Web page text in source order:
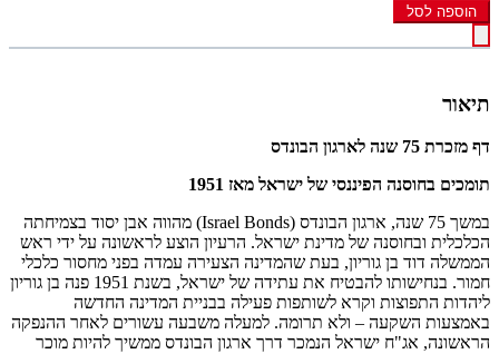
הוספה לסל
תיאור
דף מזכרת 75 שנה לארגון הבונדס
תומכים בחוסנה הפיננסי של ישראל מאז 1951
במשך 75 שנה, ארגון הבונדס
(Israel Bonds) מהווה אבן יסוד בצמיחתה
הכלכלית ובחוסנה של מדינת ישראל. הרעיון הוצע לראשונה על ידי ראש
הממשלה דוד בן גוריון, בעת שהמדינה הצעירה עמדה בפני מחסור כלכלי
חמור. בנחישותו להבטיח את עתידה של ישראל, בשנת 1951 פנה בן גוריון
ליהדות התפוצות וקרא לשותפות פעילה בבניית המדינה החדשה
באמצעות השקעה – ולא תרומה. למעלה משבעה עשורים לאחר ההנפקה
הראשונה, אג"ח ישראל הנמכר דרך ארגון הבונדס ממשיך להיות מוכר